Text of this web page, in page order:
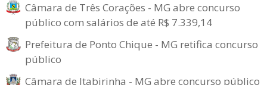
Câmara de Três Corações - MG abre concurso
público com salários de até R$ 7.339,14
Prefeitura de Ponto Chique - MG retifica concurso
público
Câmara de Itabirinha - MG abre concurso público